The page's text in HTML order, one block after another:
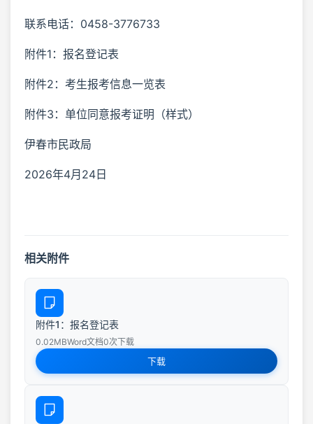
联系电话：0458-3776733
附件1：报名登记表
附件2：考生报考信息一览表
附件3：单位同意报考证明（样式）
伊春市民政局
2026年4月24日
相关附件
附件1：报名登记表
0.02MBWord文档0次下载
下载